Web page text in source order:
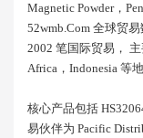
Magnetic Powder，
52wmb.com 全球贸
2002 笔国际贸易，
Africa，indonesia 等地
核心产品包括
易伙伴为 Pacific